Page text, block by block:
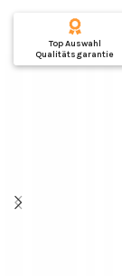
Top Auswahl
Qualitätsgarantie